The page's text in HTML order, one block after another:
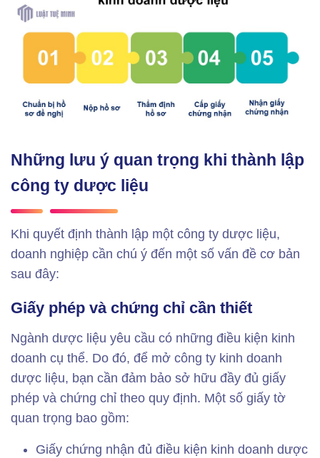
Những lưu ý quan trọng khi thành lập
công ty dược liệu
Khi quyết định thành lập một công ty dược liệu,
doanh nghiệp cần chú ý đến một số vấn đề cơ bản
sau đây:
Giấy phép và chứng chỉ cần thiết
Ngành dược liệu yêu cầu có những điều kiện kinh
doanh cụ thể. Do đó, để mở công ty kinh doanh
dược liệu, bạn cần đảm bảo sở hữu đầy đủ giấy
phép và chứng chỉ theo quy định. Một số giấy tờ
quan trọng bao gồm:
Giấy chứng nhận đủ điều kiện kinh doanh dược